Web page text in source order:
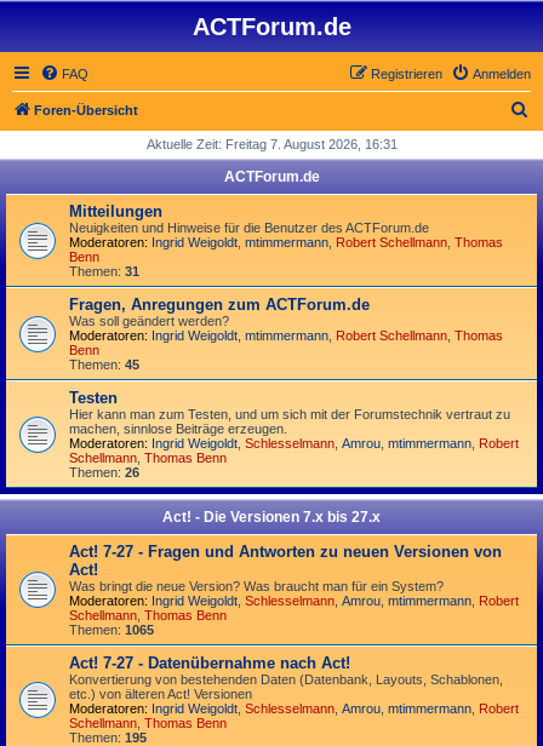
ACTForum.de
FAQ Anmelden
Registrieren
Foren-Übersicht
h
Aktuelle Zeit: Freitag 7. August 2026, 16:31
ACTForum.de
Mitteilungen
Neuigkeiten und Hinweise für die Benutzer des ACTForum.de
Moderatoren: Ingrid Weigoldt mtimmermann Robert Schellmann Thomas
Benn
Themen: 31
Fragen, Anregungen zum ACTForum.de
Was soll geändert werden?
Moderatoren: Ingrid Weigoldt mtimmermann Robert Schellmann Thomas
Benn
Themen: 45
Testen
Hier kann man zum Testen, und um sich mit der Forumstechnik vertraut zu
machen, sinnlose Beiträge erzeugen.
Moderatoren: Ingrid Weigoldt Schlesselmann Amrou mtimmermann Robert
Schellmann Thomas Benn
Themen: 26
Act! - Die Versionen 7.x bis 27.x
Act! 7-27 - Fragen und Antworten zu neuen Versionen von
Act!
Was bringt die neue Version? Was braucht man für ein System?
Moderatoren: Ingrid Weigoldt Schlesselmann Amrou mtimmermann Robert
Schellmann Thomas Benn
Themen: 1065
Act! 7-27 - Datenübernahme nach Act!
Konvertierung von bestehenden Daten (Datenbank, Layouts, Schablonen,
etc.) von älteren Act! Versionen
Moderatoren: Ingrid Weigoldt Schlesselmann Amrou mtimmermann Robert
Schellmann Thomas Benn
Themen: 195